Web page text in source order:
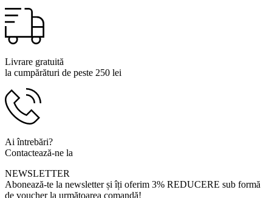
Livrare gratuită
la cumpărături de peste 250 lei
Ai întrebări?
Contactează-ne la
NEWSLETTER
Abonează-te la newsletter și îți oferim 3% REDUCERE sub formă
de voucher la următoarea comandă!